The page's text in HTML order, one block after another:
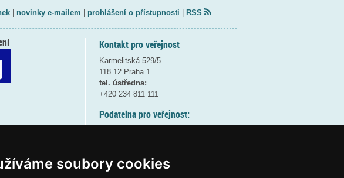
soubory cookies
| novinky e-mailem prohlášení o přístupnosti RSS
Kontakt pro veřejnost
Karmelitská 529/5
118 12 Praha 1
tel. ústředna:
+420 234 811 111
Podatelna pro veřejnost: